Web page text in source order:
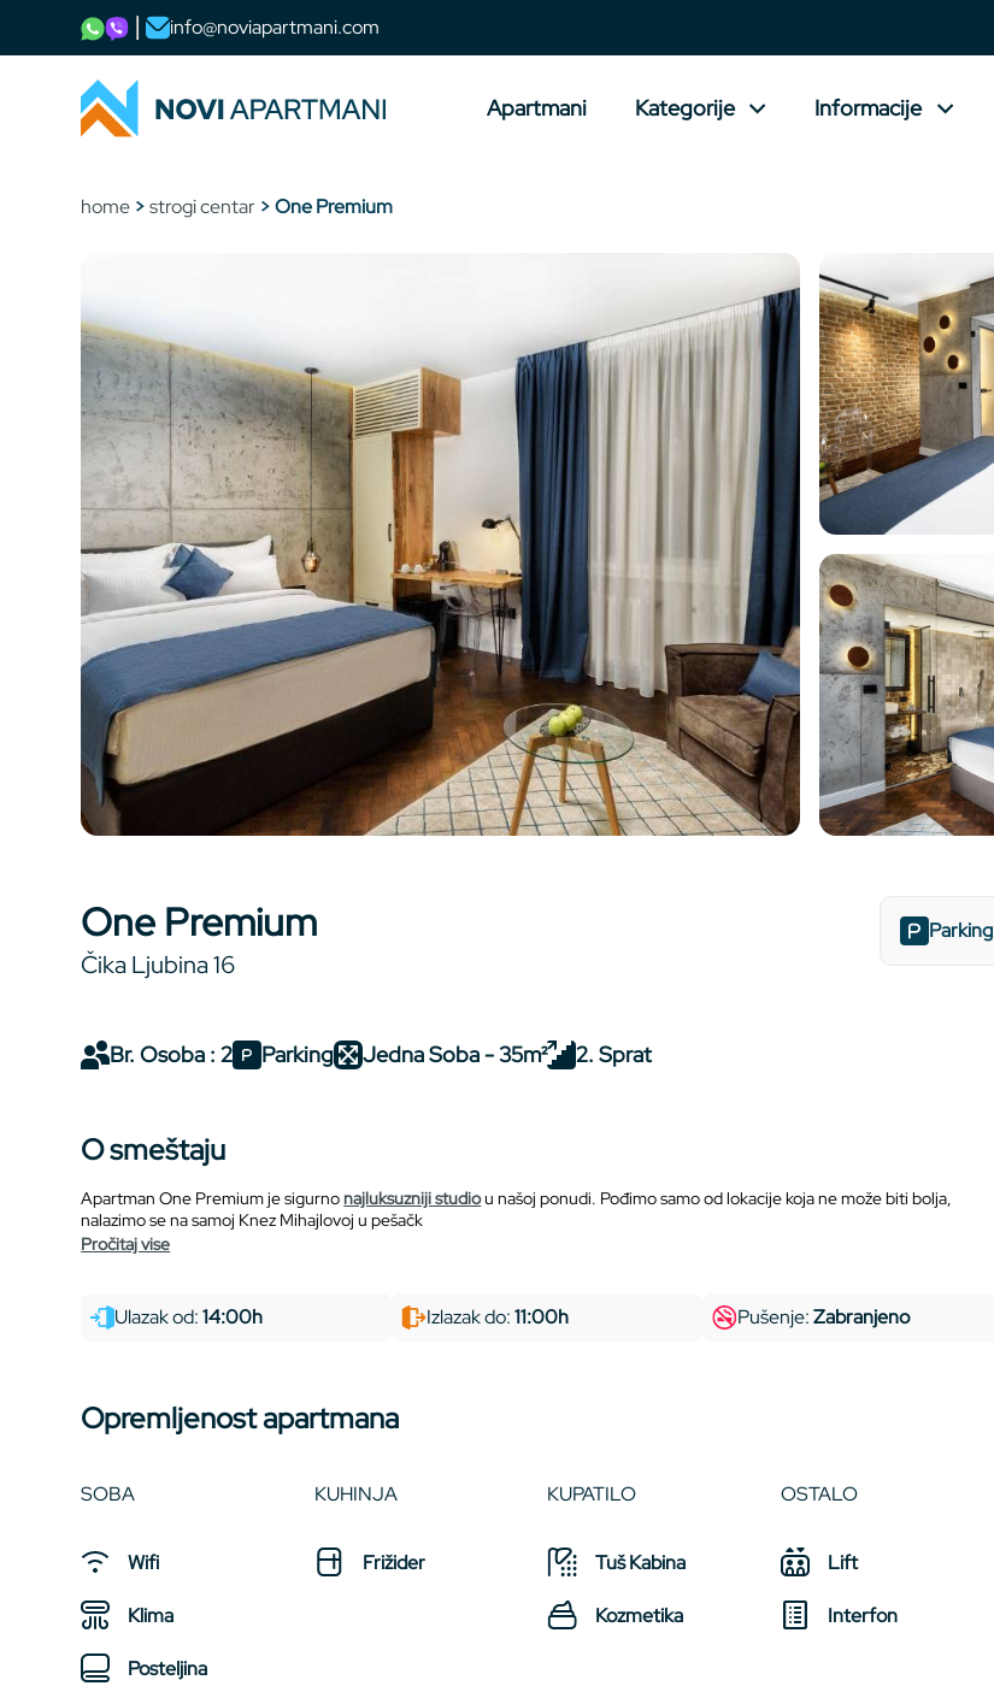
info@noviapartmani.com
Apartmani Kategorije Informacije
home >strogi centar > One Premium
One Premium
Čika Ljubina 16
Parking
Br. Osoba : 2 Parking Jedna Soba - 35m² 2. Sprat
O smeštaju
Apartman One Premium je sigurnonajluksuzniji studiou našoj ponudi. Pođimo samo od lokacije koja ne može biti bolja,
nalazimo se na samoj Knez Mihajlovoj u pešačk
pročitaj vise
Ulazak od:14:00h Izlazak do:11:00h Pušenje:Zabranjeno
Opremljenost apartmana
SOBA
Wifi
Klima
Posteljina
KUHINJA
Frižider
KUPATILO
Tuš Kabina
Kozmetika
OSTALO
Lift
Interfon